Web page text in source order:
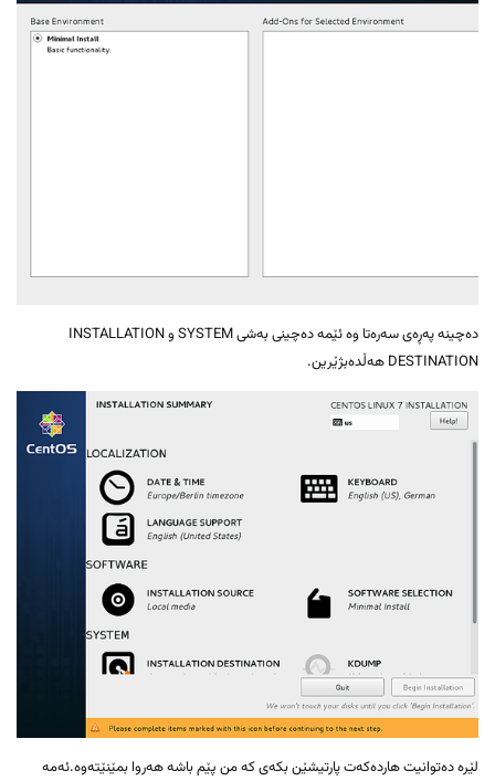
دەچینە پەڕەی سەرەتا وە ئێمە دەچینی بەشی SYSTEM و INSTALLATION
DESTINATION هەڵدەبژێرین.
لێرە دەتوانیت هاردەکەت پارتیشێن بکەی کە من پێم باشە هەروا بمێنێتەوە.ئەمە